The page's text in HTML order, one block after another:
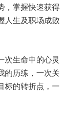
，掌握快速获得
人生及职场成败
次生命中的心灵
的历练，一次关
标的转折点，一